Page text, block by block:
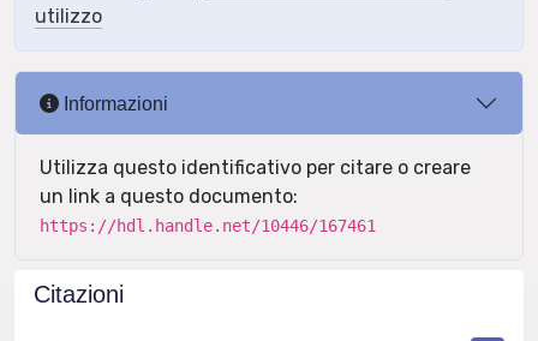
utilizzo
Informazioni
Utilizza questo identificativo per citare o creare
un link a questo documento:
https://hdl.handle.net/10446/167461
Citazioni